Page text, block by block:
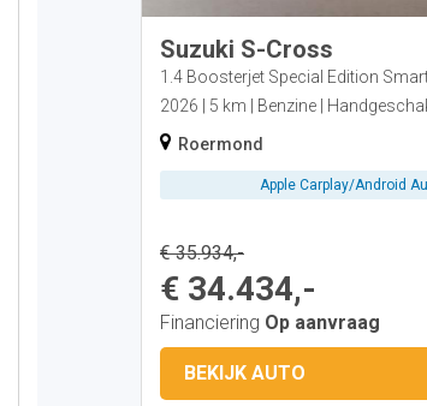
Suzuki S-Cross
1.4 Boosterjet Special Edition
2026
5 km Benzine
Roermond
Apple Carplay/Android
€ 35.934,-
€ 34.434,-
Financiering Op aanvraag
BEKIJK AUTO